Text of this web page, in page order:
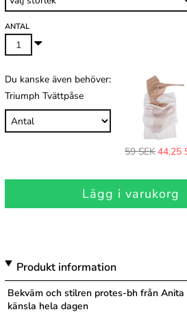
ANTAL
Du kanske även behöver:
Triumph Tvättpåse
59 SEK44,25
Lägg i varukorg
Produkt information
Bekväm och stilren protes-bh från
känsla hela dagen